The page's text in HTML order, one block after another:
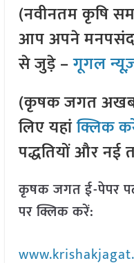
(नवीनतम कृषि
आप अपने
से जुड़े –गूगल
(कृषक जगत
लिए यहांक्लिक
पद्धतियों और
कृषक जगत ई-पेपर
पर क्लिक करें: